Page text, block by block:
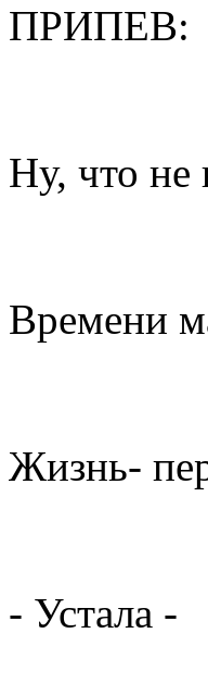
ПРИПЕВ:
Ну, что не
Времени
Жизнь-
- Устала -